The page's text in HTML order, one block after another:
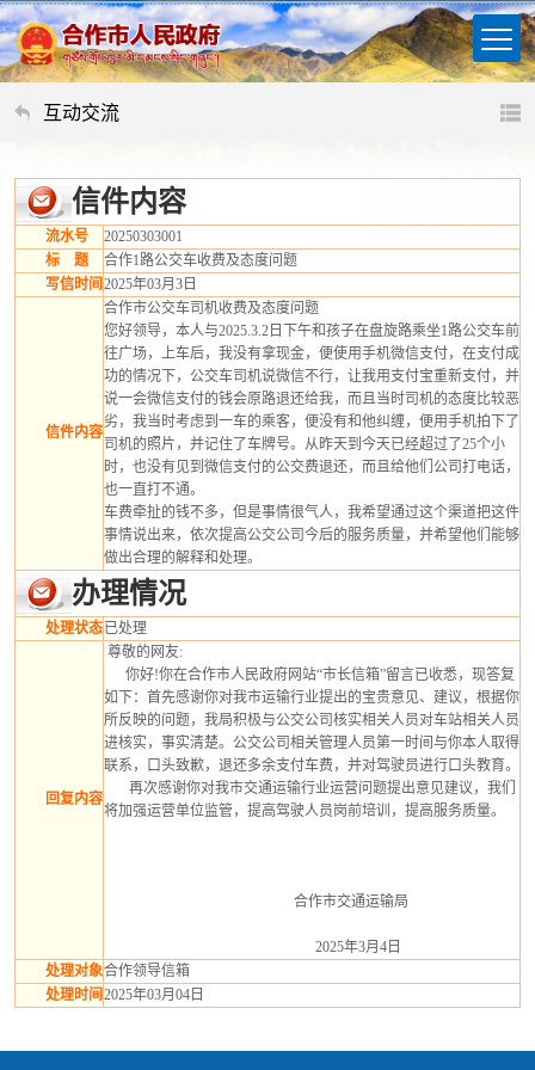
互动交流
信件内容
流水号
20250303001
标 题
合作1路公交车收费及态度问题
写信时间 2025年03月3日
信件内容
合作市公交车司机收费及态度问题
您好领导，本人与2025.3.2日下午和孩子在盘旋路乘坐1路公交车前
往广场，上车后，我没有拿现金，便使用手机微信支付，在支付成
功的情况下，公交车司机说微信不行，让我用支付宝重新支付，并
说一会微信支付的钱会原路退还给我，而且当时司机的态度比较恶
劣，我当时考虑到一车的乘客，便没有和他纠缠，便用手机拍下了
司机的照片，并记住了车牌号。从昨天到今天已经超过了25个小
时，也没有见到微信支付的公交费退还，而且给他们公司打电话，
也一直打不通。
车费牵扯的钱不多，但是事情很气人，我希望通过这个渠道把这件
事情说出来，依次提高公交公司今后的服务质量，并希望他们能够
做出合理的解释和处理。
办理情况
处理状态已处理
回复内容
尊敬的网友:
如下：首先感谢你对我市运输行业提出的宝贵意见、建议，根据你
所反映的问题，我局积极与公交公司核实相关人员对车站相关人员
进核实，事实清楚。公交公司相关管理人员第一时间与你本人取得
联系，口头致歉，退还多余支付车费，并对驾驶员进行口头教育。
将加强运营单位监管，提高驾驶人员岗前培训，提高服务质量。
                                                     合作市交通运输局
                                                           2025年3月4日
处理对象合作领导信箱
处理时间 2025年03月04日